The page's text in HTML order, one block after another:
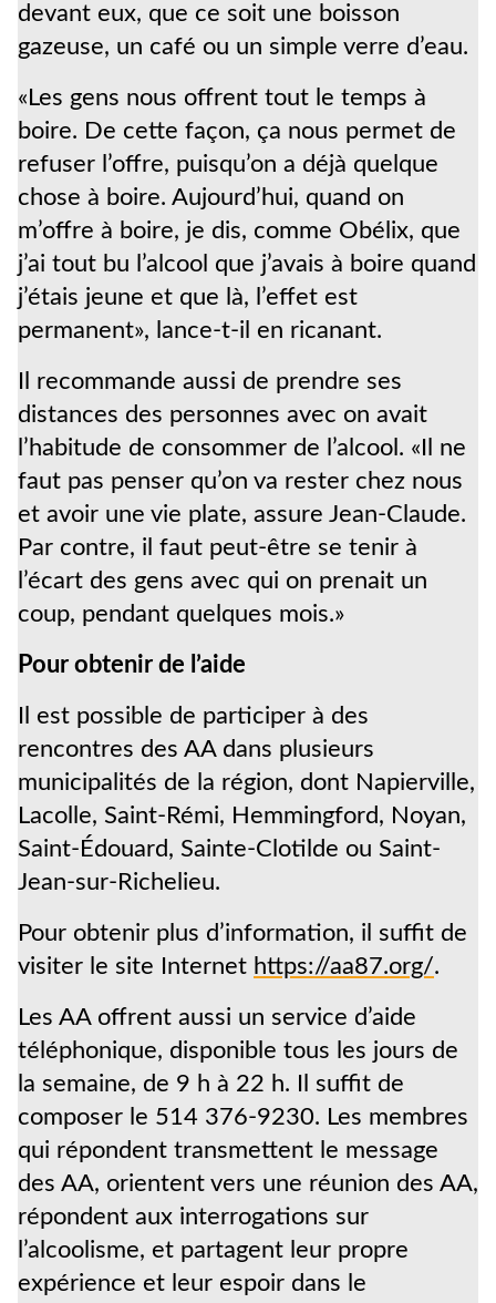
devant eux, que ce soit une boisson
gazeuse, un café ou un simple verre d’eau.
«Les gens nous offrent tout le temps à
boire. De cette façon, ça nous permet de
refuser l’offre, puisqu’on a déjà quelque
chose à boire. Aujourd’hui, quand on
m’offre à boire, je dis, comme Obélix, que
j’ai tout bu l’alcool que j’avais à boire quand
j’étais jeune et que là, l’effet est
permanent», lance-t-il en ricanant.
Il recommande aussi de prendre ses
distances des personnes avec on avait
l’habitude de consommer de l’alcool. «Il ne
faut pas penser qu’on va rester chez nous
et avoir une vie plate, assure Jean-Claude.
Par contre, il faut peut-être se tenir à
l’écart des gens avec qui on prenait un
coup, pendant quelques mois.»
Pour obtenir de l’aide
Il est possible de participer à des
rencontres des AA dans plusieurs
municipalités de la région, dont Napierville,
Lacolle, Saint-Rémi, Hemmingford, Noyan,
Saint-Édouard, Sainte-Clotilde ou Saint-
Jean-sur-Richelieu.
Pour obtenir plus d’information, il suffit de
visiter le site Internet https://aa87.org/.
Les AA offrent aussi un service d’aide
téléphonique, disponible tous les jours de
la semaine, de 9 h à 22 h. Il suffit de
composer le 514 376-9230. Les membres
qui répondent transmettent le message
des AA, orientent vers une réunion des AA,
répondent aux interrogations sur
l’alcoolisme, et partagent leur propre
expérience et leur espoir dans le